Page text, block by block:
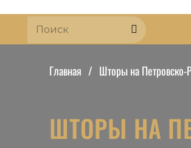
Главная / Шторы на Петровско-
ШТОРЫ НА